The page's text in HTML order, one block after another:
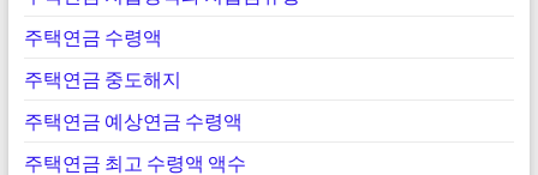
주택연금 수령액
주택연금 중도해지
주택연금 예상연금 수령액
주택연금 최고 수령액 액수